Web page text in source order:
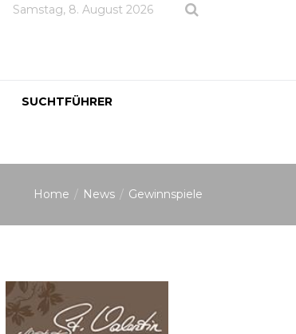
Samstag, 8. August 2026
SUCHTFÜHRER
Home News Gewinnspiele